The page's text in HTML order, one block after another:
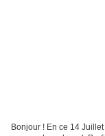
Bonjour ! En ce 14